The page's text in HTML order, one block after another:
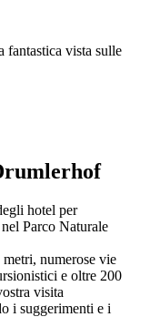
fantastica vista sulle
hotel per
Parco Naturale
numerose vie
e oltre 200
visita
i suggerimenti e i